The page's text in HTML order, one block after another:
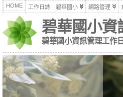
HOME 工作日誌 碧華國小 網路管理
碧華國小資
碧華國小資訊管理工作